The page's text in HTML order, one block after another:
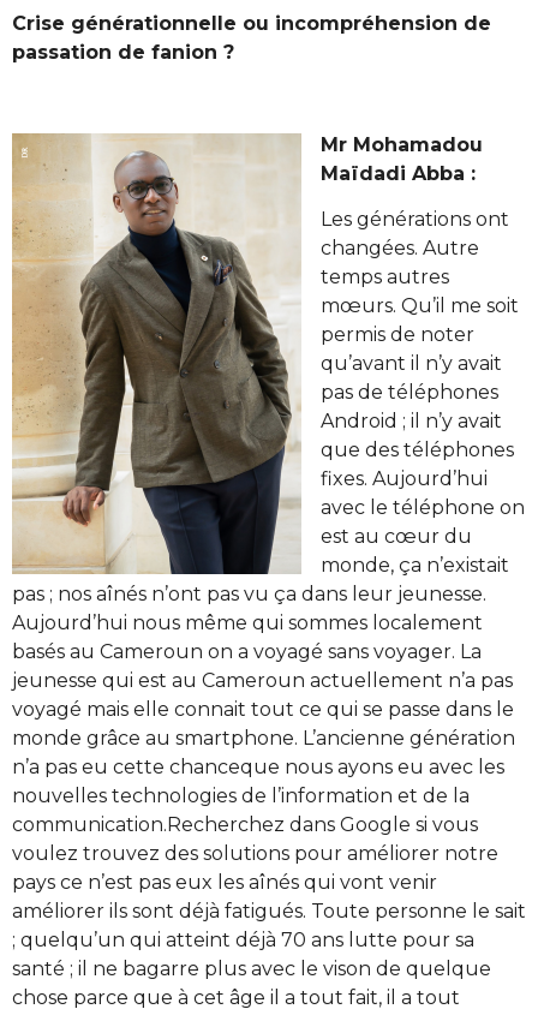
Crise générationnelle ou incompréhension de
passation de fanion ?
Mr Mohamadou
Maïdadi Abba :
Les générations ont
changées. Autre
temps autres
mœurs. Qu’il me soit
permis de noter
qu’avant il n’y avait
pas de téléphones
Android ; il n’y avait
que des téléphones
fixes. Aujourd’hui
avec le téléphone on
est au cœur du
monde, ça n’existait
pas ; nos aînés n’ont pas vu ça dans leur jeunesse.
Aujourd’hui nous même qui sommes localement
basés au Cameroun on a voyagé sans voyager. La
jeunesse qui est au Cameroun actuellement n’a pas
voyagé mais elle connait tout ce qui se passe dans le
monde grâce au smartphone. L’ancienne génération
n’a pas eu cette chanceque nous ayons eu avec les
nouvelles technologies de l’information et de la
communication.Recherchez dans Google si vous
voulez trouvez des solutions pour améliorer notre
pays ce n’est pas eux les aînés qui vont venir
améliorer ils sont déjà fatigués. Toute personne le sait
; quelqu’un qui atteint déjà 70 ans lutte pour sa
santé ; il ne bagarre plus avec le vison de quelque
chose parce que à cet âge il a tout fait, il a tout